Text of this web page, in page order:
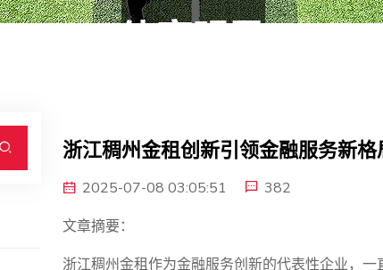
浙江稠州金租创新引领金融服务新
2025-07-08 03:05:51
382
文章摘要：
浙江稠州金租作为金融服务创新的代表性企业，